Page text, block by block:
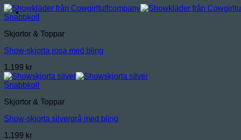
Snabbkoll
Skjortor & Toppar
Show-skjorta rosa med bling
1,199 kr
Snabbkoll
Skjortor & Toppar
Show-skjorta silvergrå med bling
1,199 kr